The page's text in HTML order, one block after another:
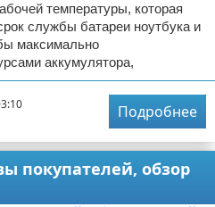
температуры, которая
службы батареи ноутбука и
максимально
аккумулятора,
Подробнее
покупателей, обзор